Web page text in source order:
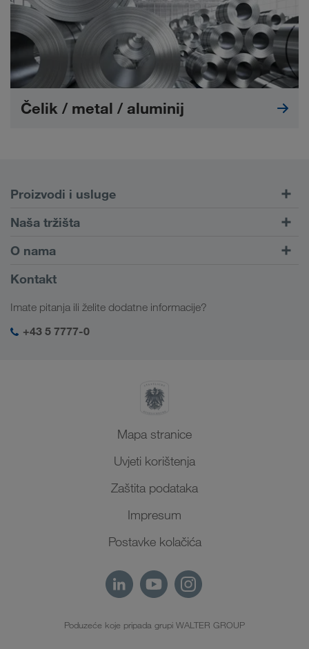
Čelik / metal / aluminij
Proizvodi i usluge
Cestovni prijevoz
Portal za klijente CONNECT
Digitalna rješenja
Rješenja prema branši
Naša tržišta
Europa
Kavkaz
Srednja Azija
Bliski Istok
O nama
Informacije o poduzeću
Društvena odgovornost
SHEQ-menadžment
Kontakt
Imate pitanja ili želite dodatne informacije?
+43 5 7777-0
Mapa stranice
Uvjeti korištenja
Zaštita podataka
Impresum
Postavke kolačića
Poduzeće koje pripada grupi WALTER GROUP